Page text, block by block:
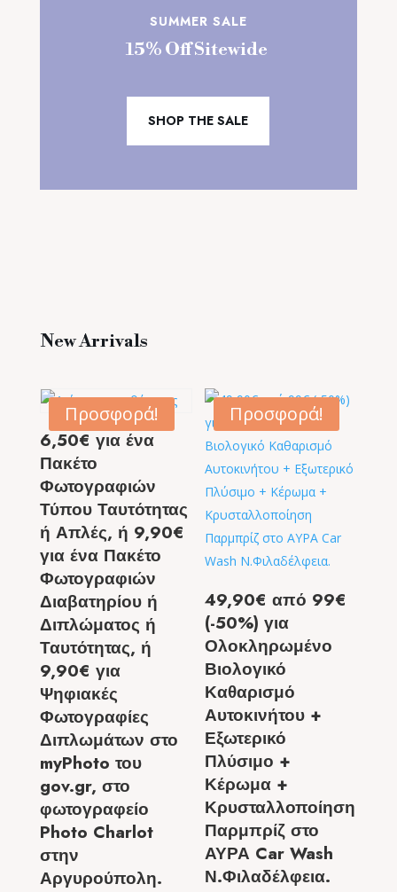
SUMMER SALE
15% Off Sitewide
SHOP THE SALE
New Arrivals
Προσφορά!
6,50€ για ένα
Πακέτο
Φωτογραφιών
Τύπου Ταυτότητας
ή Απλές, ή 9,90€
για ένα Πακέτο
Φωτογραφιών
Διαβατηρίου ή
Διπλώματος ή
Ταυτότητας, ή
9,90€ για
Ψηφιακές
Φωτογραφίες
Διπλωμάτων στο
myPhoto του
gov.gr, στο
φωτογραφείο
Photo Charlot
στην
Αργυρούπολη.
Προσφορά!
49,90€ από 99€
(-50%) για
Ολοκληρωμένο
Βιολογικό
Καθαρισμό
Αυτοκινήτου +
Εξωτερικό
Πλύσιμο +
Κέρωμα +
Κρυσταλλοποίηση
Παρμπρίζ στο
ΑΥΡΑ Car Wash
Ν.Φιλαδέλφεια.